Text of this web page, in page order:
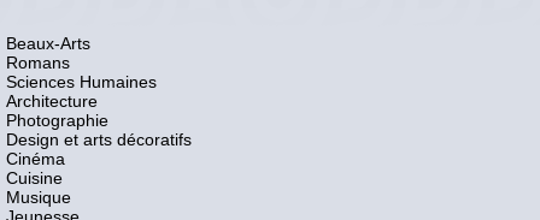
Beaux-Arts
Romans
Sciences Humaines
Architecture
Photographie
Design et arts décoratifs
Cinéma
Cuisine
Musique